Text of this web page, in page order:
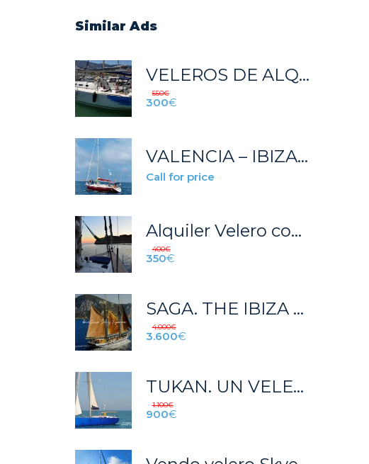
Similar Ads
VELEROS DE ALQUILER EN VALENCIA
550€
300€
VALENCIA – IBIZA – VALENCIA EN VELERO. 1 SEMANA.
Call for price
Alquiler Velero con Patrón (Gib Sea 52’)
400€
350€
SAGA. THE IBIZA CLASSIC SAILING STYLE.
4.000€
3.600€
TUKAN. UN VELERO DE LUJO PARA TUS VACACIONES EN IBIZA
1.100€
900€